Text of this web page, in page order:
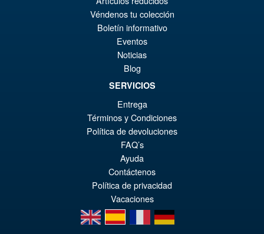
Moderoid RoboCop Model Kit
Véndenos tu colección
Boletín informativo
Eventos
Noticias
Blog
SERVICIOS
Entrega
Términos y Condiciones
Política de devoluciones
FAQ’s
Ayuda
Contáctenos
Política de privacidad
Vacaciones
en
es fr de